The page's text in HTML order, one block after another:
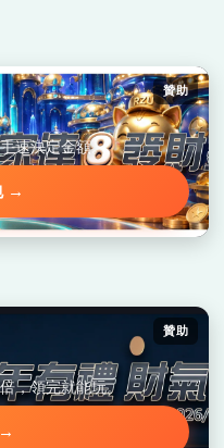
贊助
速決定金額。
→
贊助
，領完就能玩。